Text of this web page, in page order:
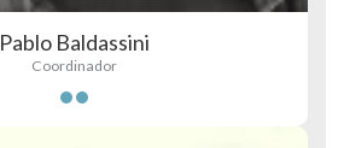
Pablo Baldassini
Coordinador